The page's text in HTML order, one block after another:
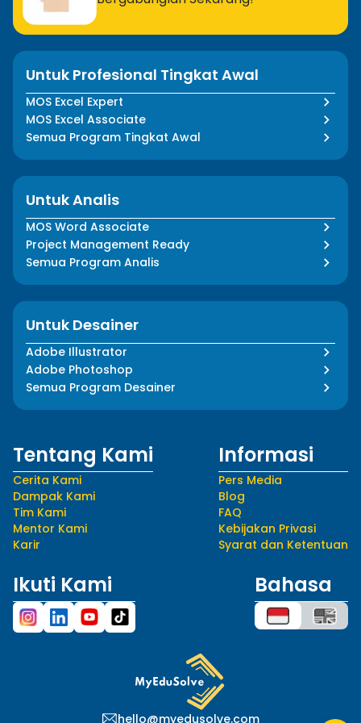
Untuk Profesional Tingkat Awal
MOS Excel Expert
MOS Excel Associate
Semua Program Tingkat Awal
Untuk Analis
MOS Word Associate
Project Management Ready
Semua Program Analis
Untuk Desainer
Adobe Illustrator
Adobe Photoshop
Semua Program Desainer
hello@myedusolve.com
Tentang Kami
Cerita Kami
Dampak Kami
Tim Kami
Mentor Kami
Karir
Informasi
Pers Media
Blog
FAQ
Kebijakan Privasi
Syarat dan Ketentuan
Ikuti Kami Bahasa